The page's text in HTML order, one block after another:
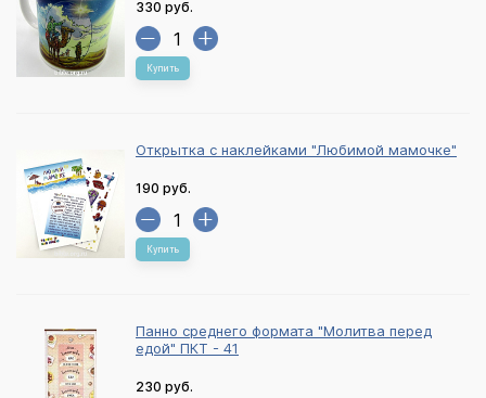
330 руб.
Купить
Открытка с наклейками "Любимой мамочке"
190 руб.
Купить
Панно среднего формата "Молитва перед
едой" ПКТ - 41
230 руб.